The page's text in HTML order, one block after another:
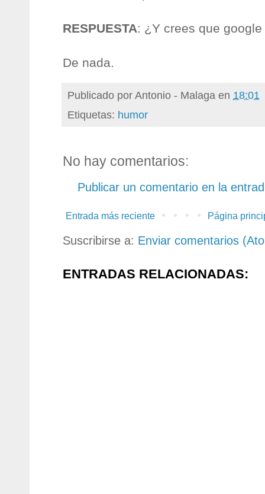
RESPUESTA: ¿Y crees que
De nada.
Publicado porAntonio - Malaga en 18:01
Etiquetas: humor
No hay comentarios:
Publicar un comentario en la
Entrada más reciente Página
Suscribirse a: Enviar comentarios
ENTRADAS RELACIONADAS: